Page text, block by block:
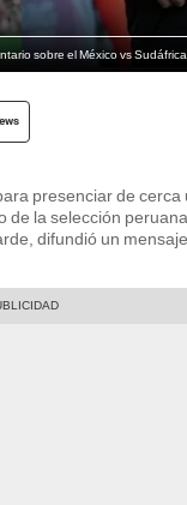
sobre el México vs
presenciar de
la selección
difundió un